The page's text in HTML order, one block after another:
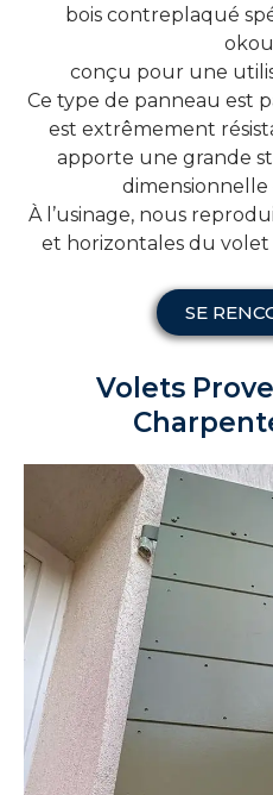
bois contreplaqué
conçu pour une
Ce type de panneau est
est extrêmement
apporte une grande
dimensionnelle
À l’usinage, nous
et horizontales du
SE
Volets